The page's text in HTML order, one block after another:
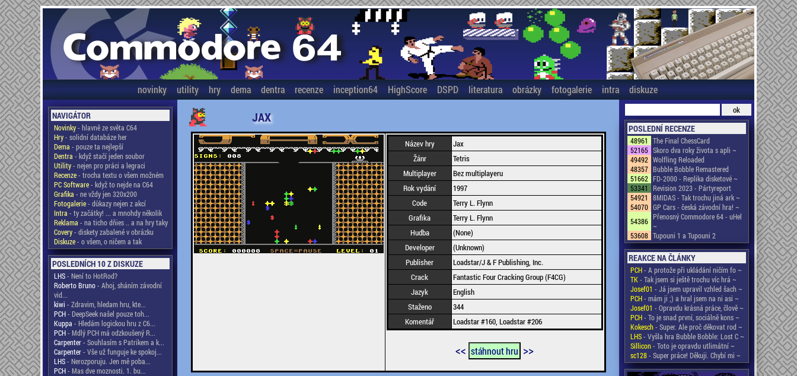
novinky utility hry dema dentra recenze inception64 HighScore DSPD literatura obrázky fotogalerie intra diskuze
NAVIGÁTOR
Novinky- hlavně ze světa C64
Hry- solidní databáze her
Dema - pouze ta nejlepší
Dentra - když stačí jeden soubor
Utility- nejen pro práci a legraci
Recenze- trocha textu o všem možném
PC Software- když to nejde na C64
Grafika - ne vždy jen 320x200
Fotogalerie- důkazy nejen z akcí
Intra - ty začátky! ... a mnohdy několik
Reklama - na ticho dňies .. a na hry taky
Covery- diskety zabalené v obrázku
Diskuze- o všem, o ničem a tak
POSLEDNÍCH 10 Z DISKUZE
LHS- Není to HotRod?
Roberto Bruno- Ahoj, sháním závodní
vid...
kiwi - Zdravim, hledam hru, kte...
PCH- DeepSeek našel pouze toh...
Kuppa - Hledám logickou hru z C6...
PCH- Mdlý PCH má odzkoušený R...
Carpenter- Souhlasím s Patrikem a k...
Carpenter- Vše už funguje ke spokoj...
LHS- Nerozporuju. Jen mě poba...
PCH- Mas dve moznosti. 1. bu...
JAX
Název hry
Jax
Žánr
Tetris
Multiplayer
Bez multiplayeru
Rok vydání
1997
Code
Terry L. Flynn
Grafika
Terry L. Flynn
Hudba
(None)
Developer
(Unknown)
Publisher
Loadstar/J & F Publishing, Inc.
Crack
Fantastic Four Cracking Group (F4CG)
Jazyk
English
Staženo
344
Komentář
Loadstar #160, Loadstar #206
<< stáhnout hru >>
POSLEDNÍ RECENZE
48961
The Final ChessCard
52165 Skoro dva roky života s apli ~
49492 Wolfling Reloaded
48357 Bubble Bobble Remastered
51662 FD-2000 - Replika disketové ~
53341
Revision 2023 - Pártyreport
54921
8MIDAS - Tak trochu jiná ark ~
54070 GP Cars - česká závodní hra! ~
54386 Přenosný Commodore 64 - uHel
~
53608 Tupouni 1 a Tupouni 2
REAKCE NA ČLÁNKY
PCH- A protože při ukládání ničím fo ~
TK- Tak jsem si ještě trochu víc hrá ~
Josef01 - Já jsem upravil vzhled šach ~
PCH- mám ji ;) a hral jsem na ni asi ~
Josef01 - Opravdu krásná práce, člově ~
PCH- To je snad první, sociálně kons ~
Kokesch- Super. Ale proč děkovat rod ~
LHS- Vyšla hra Bubble Bobble: Lost C ~
Sillicon- Toto je opravdu utlimátní ~
sc128- Super práce! Děkuji. Chybí mi ~